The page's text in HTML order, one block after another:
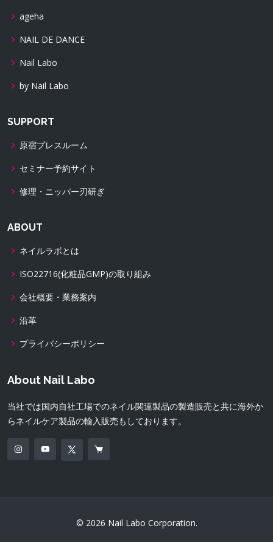
ageha
NAIL DE DANCE
Nail Labo
by Nail Labo
SUPPORT
原宿プレスルーム
セミナー予約サイト
修理・ニッパー刃研ぎ
ABOUT
ネイルラボとは
ISO22716(化粧品GMP)の取り組み
会社概要・業務案内
沿革
プライバシーポリシー
About Nail Labo
当社では国内自社工場でのネイル関連製品の製造販売と共に海外か
らネイルケア製品の輸入販売もしております。
© 2026 Nail Labo Corporation.